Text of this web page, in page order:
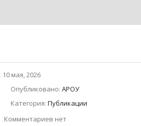
10 мая, 2026
Опубликовано: АРОУ
Категория: Публикации
Комментариев нет